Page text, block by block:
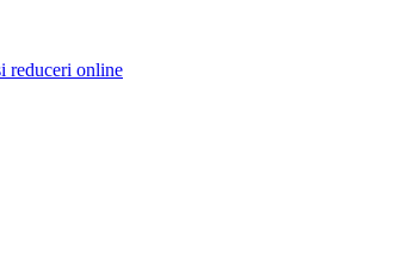
reduceri online